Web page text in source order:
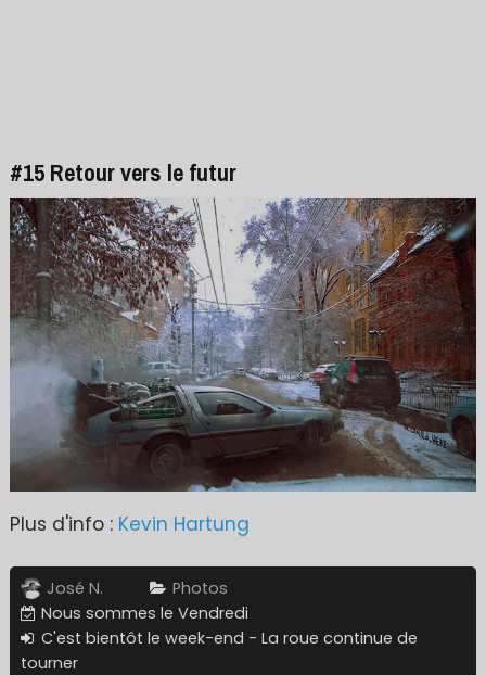
#15 Retour vers le futur
Plus d'info : Kevin Hartung
José N.
Photos
Nous sommes le Vendredi
C'est bientôt le week-end - La roue continue de
tourner